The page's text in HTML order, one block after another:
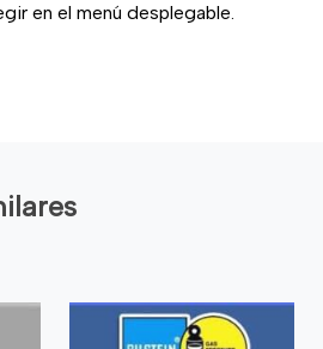
en el menú desplegable.